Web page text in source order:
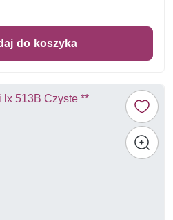
do koszyka